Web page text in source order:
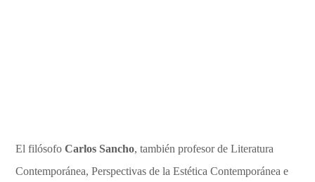
El filósofoCarlos Sancho, también profesor de Literatura
Contemporánea, Perspectivas de la Estética Contemporánea e